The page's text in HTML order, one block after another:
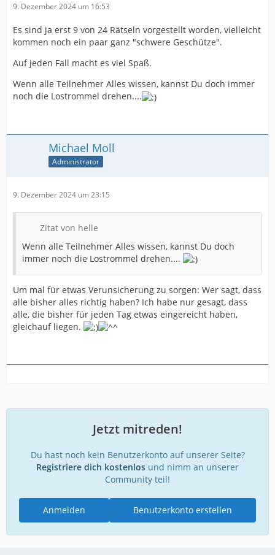
9. Dezember 2024 um 16:53
Es sind ja erst 9 von 24 Rätseln vorgestellt worden, vielleicht
kommen noch ein paar ganz "schwere Geschütze".
Auf jeden Fall macht es viel Spaß.
Wenn alle Teilnehmer Alles wissen, kannst Du doch immer
noch die Lostrommel drehen....
Michael Moll
Administrator
9. Dezember 2024 um 23:15
Zitat von helle
Wenn alle Teilnehmer Alles wissen, kannst Du doch
immer noch die Lostrommel drehen....
Um mal für etwas Verunsicherung zu sorgen: Wer sagt, dass
alle bisher alles richtig haben? Ich habe nur gesagt, dass
alle, die bisher für jeden Tag etwas eingereicht haben,
gleichauf liegen.
Jetzt mitreden!
Du hast noch kein Benutzerkonto auf unserer Seite?
Registriere dich kostenlos und nimm an unserer
Community teil!
Benutzerkonto erstellen
Anmelden